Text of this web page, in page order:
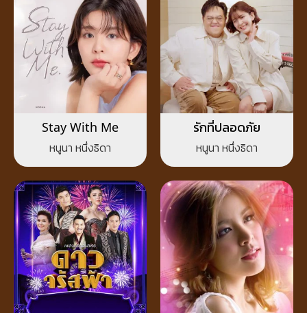
Stay With Me
หนูนา หนึ่งธิดา
รักที่ปลอดภัย
หนูนา หนึ่งธิดา